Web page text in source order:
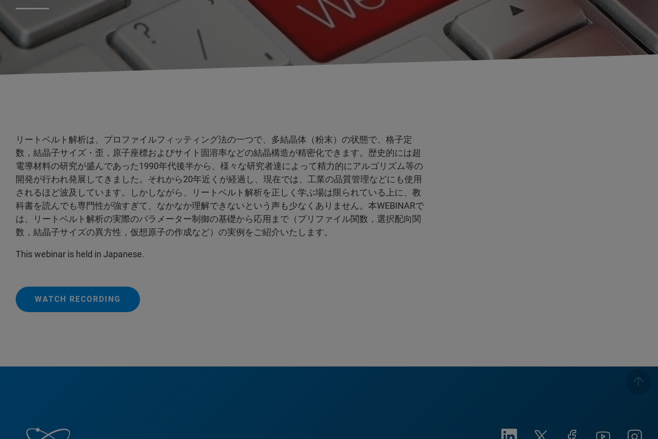
リートベルト解析は、プロファイルフィッティング法の一つで、多結晶体（粉末）の状態で、格子定
数，結晶子サイズ・歪，原子座標およびサイト固溶率などの結晶構造が精密化できます。歴史的には超
電導材料の研究が盛んであった1990年代後半から、様々な研究者達によって精力的にアルゴリズム等の
開発が行われ発展してきました。それから20年近くが経過し、現在では、工業の品質管理などにも使用
されるほど波及しています。しかしながら、リートベルト解析を正しく学ぶ場は限られている上に、教
科書を読んでも専門性が強すぎて、なかなか理解できないという声も少なくありません。本WEBINARで
は、リートベルト解析の実際のパラメーター制御の基礎から応用まで（プリファイル関数，選択配向関
数，結晶子サイズの異方性，仮想原子の作成など）の実例をご紹介いたします。
This webinar is held in Japanese.
WATCH RECORDING